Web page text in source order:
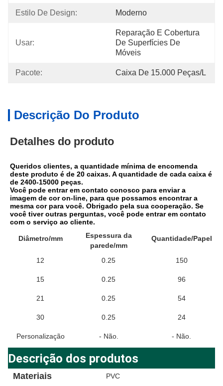
Estilo De Design: Moderno
Usar:
Reparação E Cobertura
De Superfícies De
Móveis
Pacote: Caixa De 15.000 Peças/l
Descrição Do Produto
Detalhes do produto
Queridos clientes, a quantidade mínima de encomenda
deste produto é de 20 caixas. A quantidade de cada caixa é
de 2400-15000 peças.
Você pode entrar em contato conosco para enviar a
imagem de cor on-line, para que possamos encontrar a
mesma cor para você. Obrigado pela sua cooperação. Se
você tiver outras perguntas, você pode entrar em contato
com o serviço ao cliente.
Diâmetro/mm
Espessura da
parede/mm
Quantidade/Papel
12 0.25 150
15 0.25 96
21 0.25 54
30 0.25 24
Personalização - Não. - Não.
Descrição dos produtos
Materiais PVC